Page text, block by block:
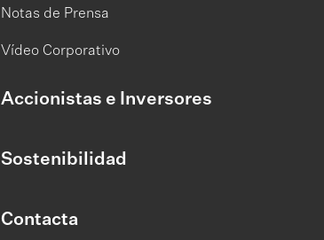
Notas de Prensa
Vídeo Corporativo
Accionistas e Inversores
Sostenibilidad
Contacta